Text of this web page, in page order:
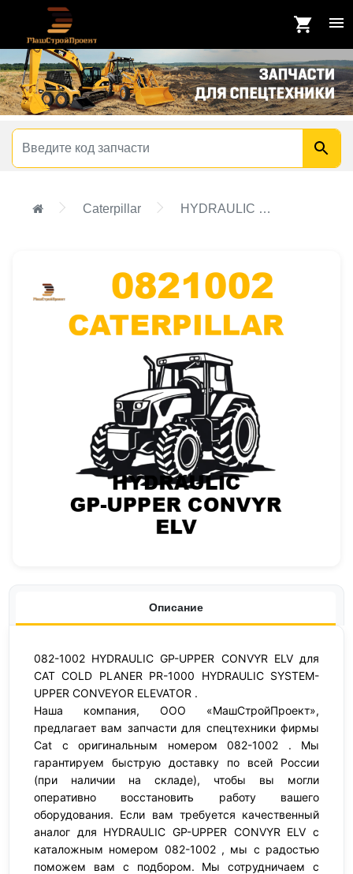
Caterpillar HYDRAULIC GP-UPPER CONVYR ELV
Описание
082-1002 HYDRAULIC GP-UPPER CONVYR ELV для
CAT COLD PLANER PR-1000 HYDRAULIC SYSTEM-
UPPER CONVEYOR ELEVATOR .
Наша компания, ООО «МашСтройПроект»,
предлагает вам запчасти для спецтехники фирмы
Cat с оригинальным номером 082-1002 . Мы
гарантируем быструю доставку по всей России
(при наличии на складе), чтобы вы могли
оперативно восстановить работу вашего
оборудования. Если вам требуется качественный
аналог для HYDRAULIC GP-UPPER CONVYR ELV с
каталожным номером 082-1002 , мы с радостью
поможем вам с подбором. Мы сотрудничаем с